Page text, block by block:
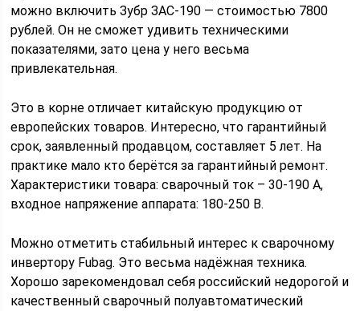
можно включить Зубр ЗАС-190 — стоимостью 7800
рублей. Он не сможет удивить техническими
показателями, зато цена у него весьма
привлекательная.
Это в корне отличает китайскую продукцию от
европейских товаров. Интересно, что гарантийный
срок, заявленный продавцом, составляет 5 лет. На
практике мало кто берётся за гарантийный ремонт.
Характеристики товара: сварочный ток – 30-190 А,
входное напряжение аппарата: 180-250 В.
Можно отметить стабильный интерес к сварочному
инвертору Fubag. Это весьма надёжная техника.
Хорошо зарекомендовал себя российский недорогой и
качественный сварочный полуавтоматический